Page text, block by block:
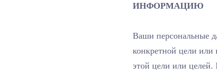
ИНФОРМАЦИЮ
Ваши персональные
конкретной цели или
этой цели или